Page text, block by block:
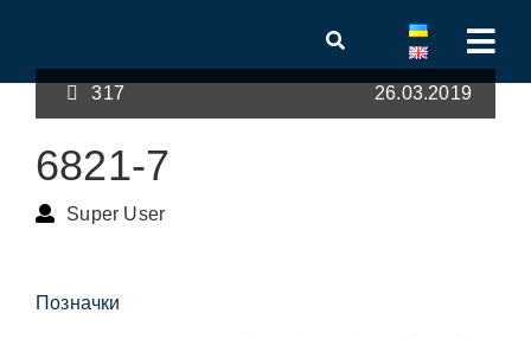
317 26.03.2019
6821-7
Super User
Позначки